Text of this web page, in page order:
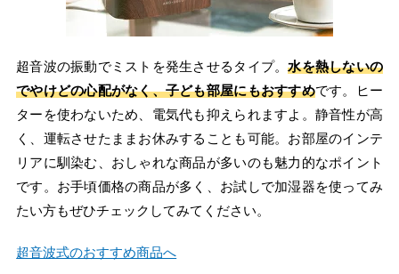
超音波の振動でミストを発生させるタイプ。水を熱しないの
でやけどの心配がなく、子ども部屋にもおすすめです。ヒー
ターを使わないため、電気代も抑えられますよ。静音性が高
く、運転させたままお休みすることも可能。お部屋のインテ
リアに馴染む、おしゃれな商品が多いのも魅力的なポイント
です。お手頃価格の商品が多く、お試しで加湿器を使ってみ
たい方もぜひチェックしてみてください。
超音波式のおすすめ商品へ